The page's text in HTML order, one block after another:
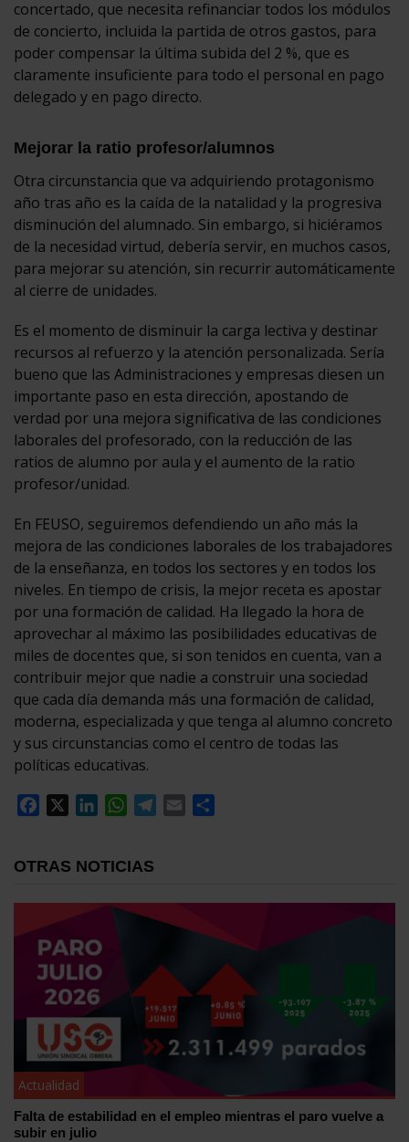
concertado, que necesita refinanciar todos los módulos
de concierto, incluida la partida de otros gastos, para
poder compensar la última subida del 2 %, que es
claramente insuficiente para todo el personal en pago
delegado y en pago directo.
Mejorar la ratio profesor/alumnos
Otra circunstancia que va adquiriendo protagonismo
año tras año es la caída de la natalidad y la progresiva
disminución del alumnado. Sin embargo, si hiciéramos
de la necesidad virtud, debería servir, en muchos casos,
para mejorar su atención, sin recurrir automáticamente
al cierre de unidades.
Es el momento de disminuir la carga lectiva y destinar
recursos al refuerzo y la atención personalizada. Sería
bueno que las Administraciones y empresas diesen un
importante paso en esta dirección, apostando de
verdad por una mejora significativa de las condiciones
laborales del profesorado, con la reducción de las
ratios de alumno por aula y el aumento de la ratio
profesor/unidad.
En FEUSO, seguiremos defendiendo un año más la
mejora de las condiciones laborales de los trabajadores
de la enseñanza, en todos los sectores y en todos los
niveles. En tiempo de crisis, la mejor receta es apostar
por una formación de calidad. Ha llegado la hora de
aprovechar al máximo las posibilidades educativas de
miles de docentes que, si son tenidos en cuenta, van a
contribuir mejor que nadie a construir una sociedad
que cada día demanda más una formación de calidad,
moderna, especializada y que tenga al alumno concreto
y sus circunstancias como el centro de todas las
políticas educativas.
Facebook
LinkedInWhatsApp
Telegram
Email
OTRAS NOTICIAS
Actualidad
Falta de estabilidad en el empleo mientras el paro vuelve a
subir en julio